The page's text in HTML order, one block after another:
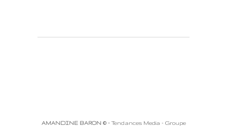
AMANDINE BARON © -Tendances Media - Groupe